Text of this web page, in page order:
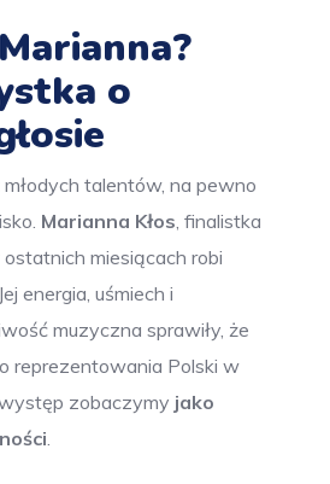
o
młodych talentów, na pewno
Marianna Kłos , finalistka
ostatnich miesiącach robi
energia, uśmiech i
muzyczna sprawiły, że
reprezentowania Polski w
występ zobaczymy jako